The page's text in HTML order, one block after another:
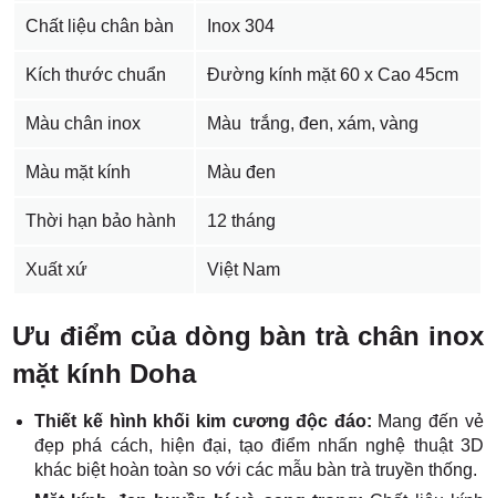
Chất liệu chân bàn Inox 304
Kích thước chuẩn Đường kính mặt 60 x Cao 45cm
Màu chân inox Màu trắng, đen, xám, vàng
Màu mặt kính Màu đen
Thời hạn bảo hành 12 tháng
Xuất xứ Việt Nam
Ưu điểm của dòng bàn trà chân inox
mặt kính Doha
Thiết kế hình khối kim cương độc đáo: Mang đến vẻ
đẹp phá cách, hiện đại, tạo điểm nhấn nghệ thuật 3D
khác biệt hoàn toàn so với các mẫu bàn trà truyền thống.